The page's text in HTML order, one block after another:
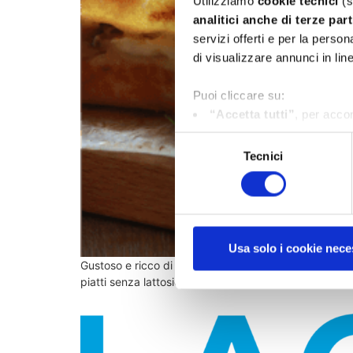
analitici anche di terze
servizi offerti e per la
di visualizzare annunci in
Puoi cliccare su:
“Accetta tutti”
, per
di marketing e profilazione);
"Usa solo i cookie
“Personalizza”
, per
Per maggiori
Selezione
del
Tecnici
Usa solo i cookie
Gustoso e ricco di fragranze, questo piatto è
piatti senza lattosio, infatti, è sicuramente uno tra i